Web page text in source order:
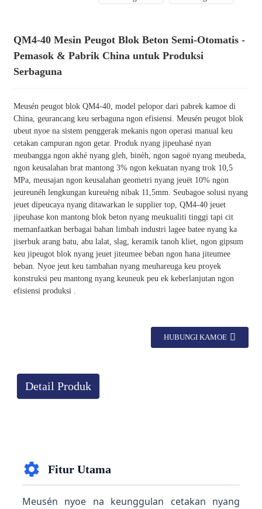
QM4-40 Mesin Peugot Blok Beton Semi-Otomatis -
Pemasok & Pabrik China untuk Produksi
Serbaguna
Meusén peugot blok QM4-40, model pelopor dari pabrek kamoe di
China, geurancang keu serbaguna ngon efisiensi. Meusén peugot blok
ubeut nyoe na sistem penggerak mekanis ngon operasi manual keu
cetakan campuran ngon getar. Produk nyang jipeuhasé nyan
meubangga ngon akhé nyang gleh, binèh, ngon sagoë nyang meubeda,
ngon keusalahan brat mantong 3% ngon kekuatan nyang trok 10,5
MPa, meusajan ngon keusalahan geometri nyang jeuët 10% ngon
jeureunéh lengkungan kureuëng nibak 11,5mm. Seubagoe solusi nyang
jeuet dipeucaya nyang ditawarkan le supplier top, QM4-40 jeuet
jipeuhase kon mantong blok beton nyang meukualiti tinggi tapi cit
memanfaatkan berbagai bahan limbah industri lagee batee nyang ka
jiserbuk arang batu, abu lalat, slag, keramik tanoh kliet, ngon gipsum
keu jipeugot blok nyang jeuet jiteumee beban ngon hana jiteumee
beban. Nyoe jeut keu tambahan nyang meuhareuga keu proyek
konstruksi peu mantong nyang keuneuk peu ek keberlanjutan ngon
efisiensi produksi .
HUBUNGI KAMOE
Detail Produk
Fitur Utama
Meusén nyoe na keunggulan cetakan nyang